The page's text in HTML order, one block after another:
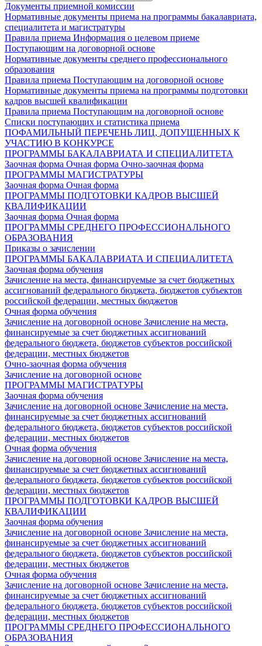
Документы приемной комиссии
Нормативные документы приема на программы бакалавриата,
специалитета и магистратуры
Правила приема Информация о целевом приеме
Поступающим на договорной основе
Нормативные документы среднего профессионального
образования
Правила приема Поступающим на договорной основе
Нормативные документы приема на программы подготовки
кадров высшей квалификации
Правила приема Поступающим на договорной основе
Списки поступающих и статистика приема
ПОФАМИЛЬНЫЙ ПЕРЕЧЕНЬ ЛИЦ, ДОПУЩЕННЫХ К
УЧАСТИЮ В КОНКУРСЕ
ПРОГРАММЫ БАКАЛАВРИАТА И СПЕЦИАЛИТЕТА
Заочная форма Очная форма Очно-заочная форма
ПРОГРАММЫ МАГИСТРАТУРЫ
Заочная форма Очная форма
ПРОГРАММЫ ПОДГОТОВКИ КАДРОВ ВЫСШЕЙ
КВАЛИФИКАЦИИ
Заочная форма Очная форма
ПРОГРАММЫ СРЕДНЕГО ПРОФЕССИОНАЛЬНОГО
ОБРАЗОВАНИЯ
Приказы о зачислении
ПРОГРАММЫ БАКАЛАВРИАТА И СПЕЦИАЛИТЕТА
Заочная форма обучения
Зачисление на места, финансируемые за счет бюджетных
ассигнований федерального бюджета, бюджетов субъектов
российской федерации, местных бюджетов
Очная форма обучения
Зачисление на договорной основе Зачисление на места,
финансируемые за счет бюджетных ассигнований
федерального бюджета, бюджетов субъектов российской
федерации, местных бюджетов
Очно-заочная форма обучения
Зачисление на договорной основе
ПРОГРАММЫ МАГИСТРАТУРЫ
Заочная форма обучения
Зачисление на договорной основе Зачисление на места,
финансируемые за счет бюджетных ассигнований
федерального бюджета, бюджетов субъектов российской
федерации, местных бюджетов
Очная форма обучения
Зачисление на договорной основе Зачисление на места,
финансируемые за счет бюджетных ассигнований
федерального бюджета, бюджетов субъектов российской
федерации, местных бюджетов
ПРОГРАММЫ ПОДГОТОВКИ КАДРОВ ВЫСШЕЙ
КВАЛИФИКАЦИИ
Заочная форма обучения
Зачисление на договорной основе Зачисление на места,
финансируемые за счет бюджетных ассигнований
федерального бюджета, бюджетов субъектов российской
федерации, местных бюджетов
Очная форма обучения
Зачисление на договорной основе Зачисление на места,
финансируемые за счет бюджетных ассигнований
федерального бюджета, бюджетов субъектов российской
федерации, местных бюджетов
ПРОГРАММЫ СРЕДНЕГО ПРОФЕССИОНАЛЬНОГО
ОБРАЗОВАНИЯ